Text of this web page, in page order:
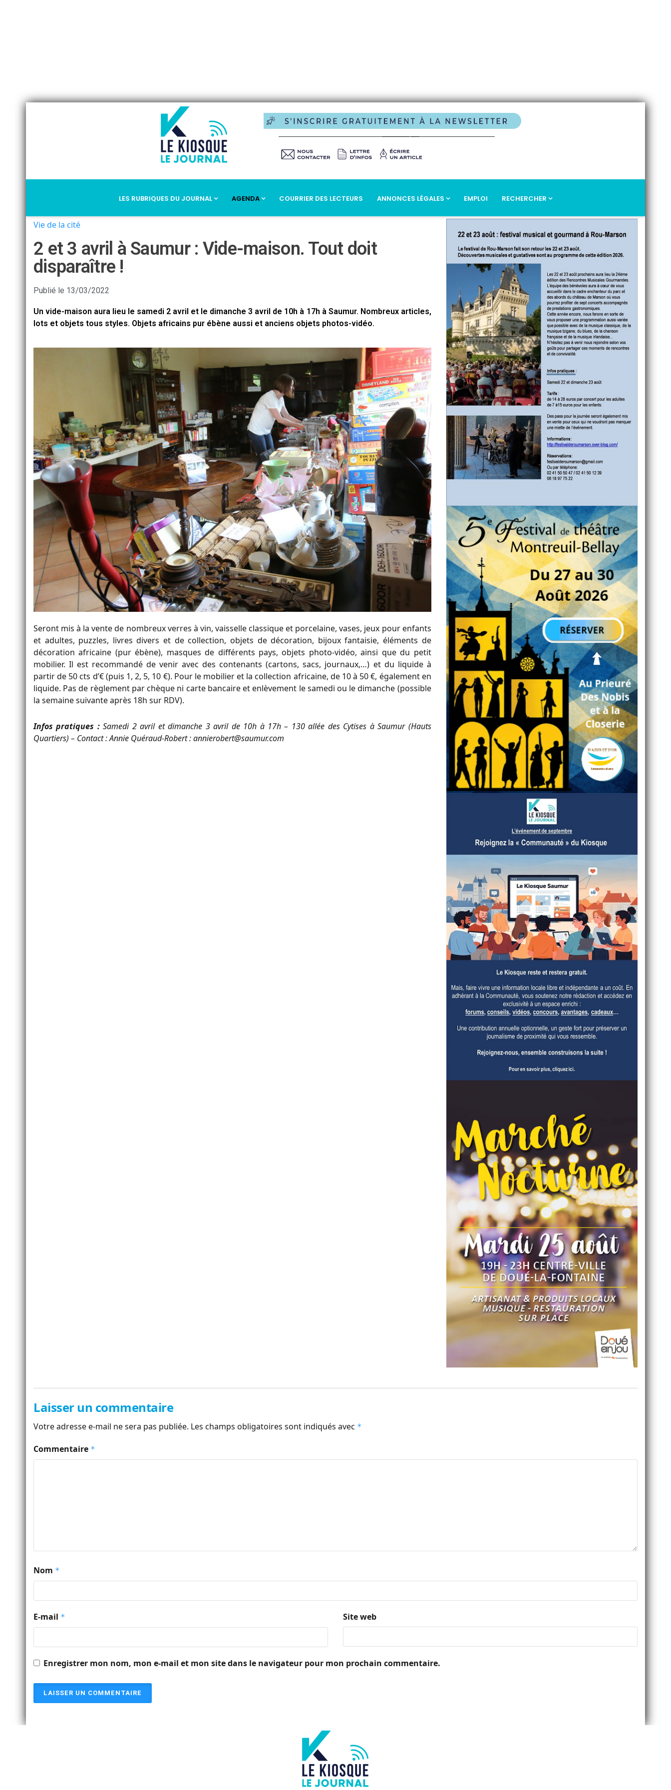
LES RUBRIQUES DU JOURNAL AGENDA COURRIER DES LECTEURS ANNONCES LÉGALES EMPLOI RECHERCHER
Vie de la cité
2 et 3 avril à Saumur : Vide-maison. Tout doit
disparaître !
Publié le 13/03/2022
Un vide-maison aura lieu le samedi 2 avril et le dimanche 3 avril de 10h à 17h à Saumur. Nombreux articles,
lots et objets tous styles. Objets africains pur ébène aussi et anciens objets photos-vidéo.
Seront mis à la vente de nombreux verres à vin, vaisselle classique et porcelaine, vases, jeux pour enfants
et adultes, puzzles, livres divers et de collection, objets de décoration, bijoux fantaisie, éléments de
décoration africaine (pur ébène), masques de différents pays, objets photo-vidéo, ainsi que du petit
mobilier. Il est recommandé de venir avec des contenants (cartons, sacs, journaux,…) et du liquide à
partir de 50 cts d’€ (puis 1, 2, 5, 10 €). Pour le mobilier et la collection africaine, de 10 à 50 €, également en
liquide. Pas de règlement par chèque ni carte bancaire et enlèvement le samedi ou le dimanche (possible
la semaine suivante après 18h sur RDV).
Infos pratiques :Samedi 2 avril et dimanche 3 avril de 10h à 17h – 130 allée des Cytises à Saumur (Hauts
Quartiers) – Contact : Annie Quéraud-Robert : annierobert@saumur.com
Laisser un commentaire
Votre adresse e-mail ne sera pas publiée. Les champs obligatoires sont indiqués avec *
Commentaire *
Nom *
E-mail * Site web
Enregistrer mon nom, mon e-mail et mon site dans le navigateur pour mon prochain commentaire.